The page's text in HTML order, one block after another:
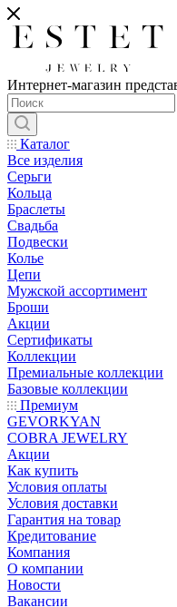
Интернет-магазин
Каталог
Все изделия
Серьги
Кольца
Браслеты
Свадьба
Подвески
Колье
Цепи
Мужской ассортимент
Броши
Акции
Сертификаты
Коллекции
Премиальные коллекции
Базовые коллекции
Премиум
GEVORKYAN
COBRA JEWELRY
Акции
Как купить
Условия оплаты
Условия доставки
Гарантия на товар
Кредитование
Компания
О компании
Новости
Вакансии